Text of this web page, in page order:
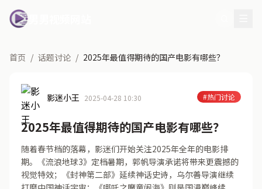
首页 / 话题讨论 / 2025年最值得期待的国产电影有哪些？
影迷小王 2025-04-28 10:30 #热门讨论
2025年最值得期待的国产电影有哪些？
随着春节档的落幕，影迷们开始关注2025年全年的电影排
期。《流浪地球3》定档暑期，郭帆导演承诺将带来更震撼的
视觉特效；《封神第二部》延续神话史诗，乌尔善导演继续